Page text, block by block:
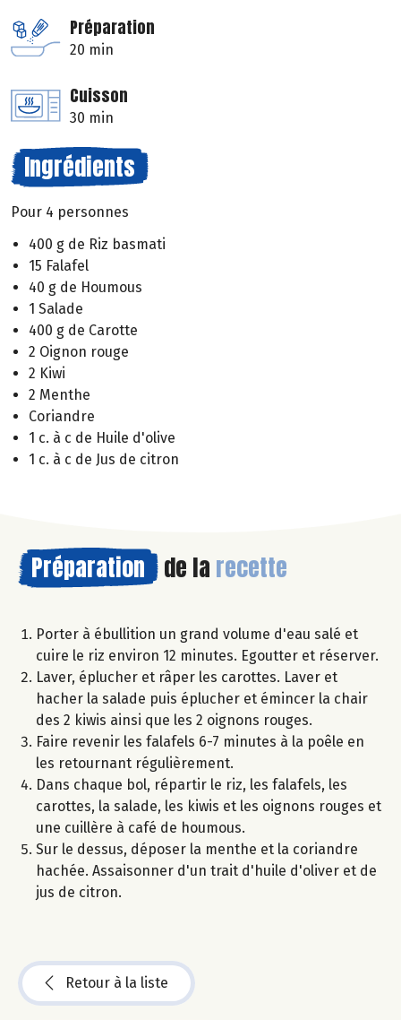
Préparation
20 min
Cuisson
30 min
Ingrédients
Pour 4 personnes
400 g de Riz basmati
15 Falafel
40 g de Houmous
1 Salade
400 g de Carotte
2 Oignon rouge
2 Kiwi
2 Menthe
Coriandre
1 c. à c de Huile d'olive
1 c. à c de Jus de citron
Préparation de la recette
Porter à ébullition un grand volume d'eau salé et
cuire le riz environ 12 minutes. Egoutter et réserver.
Laver, éplucher et râper les carottes. Laver et
hacher la salade puis éplucher et émincer la chair
des 2 kiwis ainsi que les 2 oignons rouges.
Faire revenir les falafels 6-7 minutes à la poêle en
les retournant régulièrement.
Dans chaque bol, répartir le riz, les falafels, les
carottes, la salade, les kiwis et les oignons rouges et
une cuillère à café de houmous.
Sur le dessus, déposer la menthe et la coriandre
hachée. Assaisonner d'un trait d'huile d'oliver et de
jus de citron.
Retour à la liste